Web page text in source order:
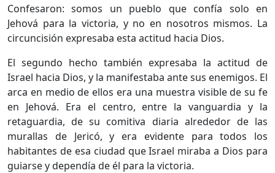
Confesaron: somos un pueblo que confía solo en
Jehová para la victoria, y no en nosotros mismos. La
circuncisión expresaba esta actitud hacia Dios.
El segundo hecho también expresaba la actitud de
Israel hacia Dios, y la manifestaba ante sus enemigos. El
arca en medio de ellos era una muestra visible de su fe
en Jehová. Era el centro, entre la vanguardia y la
retaguardia, de su comitiva diaria alrededor de las
murallas de Jericó, y era evidente para todos los
habitantes de esa ciudad que Israel miraba a Dios para
guiarse y dependía de él para la victoria.